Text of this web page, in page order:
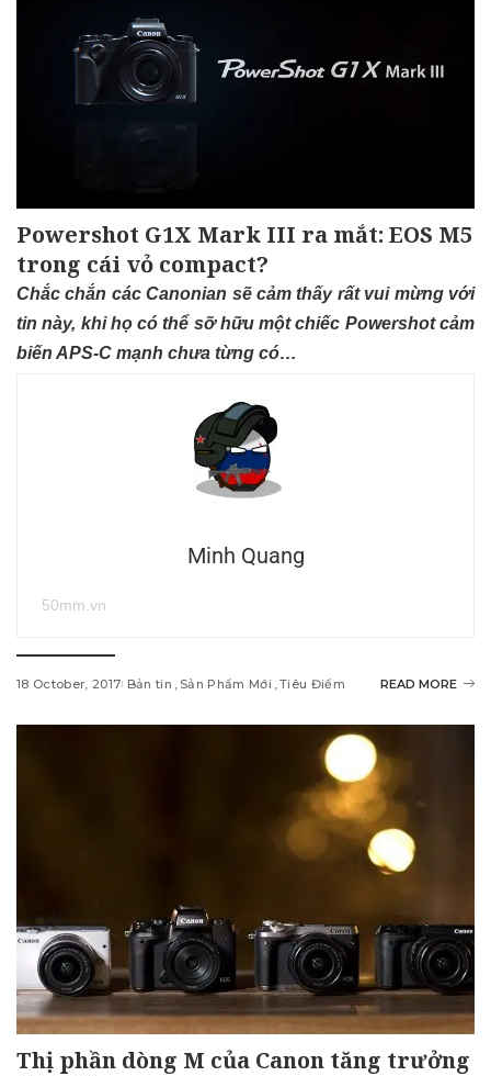
Powershot G1X Mark III ra mắt: EOS M5
trong cái vỏ compact?
Chắc chắn các Canonian sẽ cảm thấy rất vui mừng với
tin này, khi họ có thể sỡ hữu một chiếc Powershot cảm
biến APS-C mạnh chưa từng có…
Minh Quang
50mm.vn
18 October, 2017 Bản tin Sản Phẩm Mới Tiêu Điểm READ MORE
Thị phần dòng M của Canon tăng trưởng